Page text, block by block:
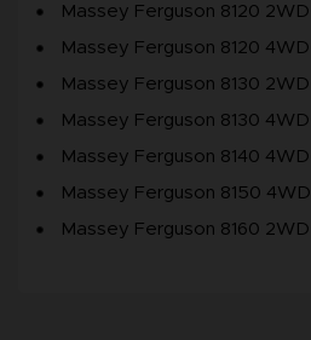
Massey Ferguson 8120 2WD
Massey Ferguson 8120 4WD
Massey Ferguson 8130 2WD
Massey Ferguson 8130 4WD
Massey Ferguson 8140 4WD
Massey Ferguson 8150 4WD
Massey Ferguson 8160 2WD